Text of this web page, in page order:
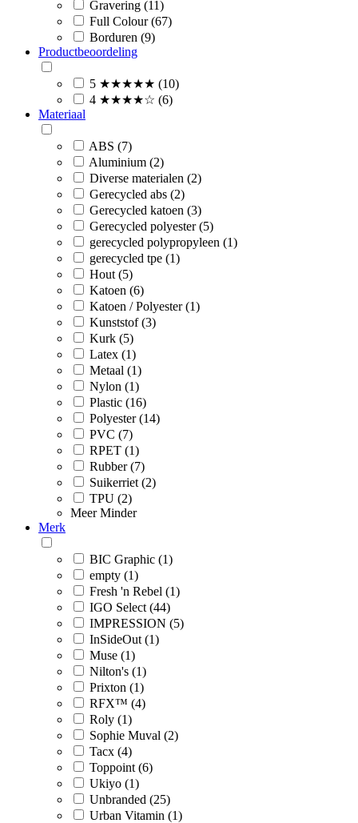
Gravering (11)
Full Colour (67)
Borduren (9)
Productbeoordeling
5 ★★★★★ (10)
4 ★★★★☆ (6)
Materiaal
ABS (7)
Aluminium (2)
Diverse materialen (2)
Gerecycled abs (2)
Gerecycled katoen (3)
Gerecycled polyester (5)
gerecycled polypropyleen (1)
gerecycled tpe (1)
Hout (5)
Katoen (6)
Katoen / Polyester (1)
Kunststof (3)
Kurk (5)
Latex (1)
Metaal (1)
Nylon (1)
Plastic (16)
Polyester (14)
PVC (7)
RPET (1)
Rubber (7)
Suikerriet (2)
TPU (2)
Meer Minder
Merk
BIC Graphic (1)
empty (1)
Fresh 'n Rebel (1)
IGO Select (44)
IMPRESSION (5)
InSideOut (1)
Muse (1)
Nilton's (1)
Prixton (1)
RFX™ (4)
Roly (1)
Sophie Muval (2)
Tacx (4)
Toppoint (6)
Ukiyo (1)
Unbranded (25)
Urban Vitamin (1)